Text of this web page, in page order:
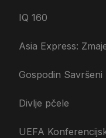
IQ 160
Asia Express:
Gospodin Savršeni
Divlje pčele
UEFA